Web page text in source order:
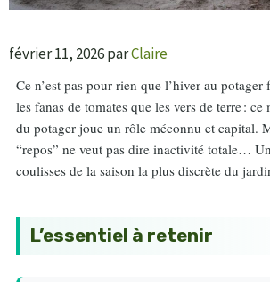
février 11, 2026parClaire
Ce n’est pas pour rien que l’hiver au
les fanas de tomates que les vers de terre :
du potager joue un rôle méconnu et capital.
“repos” ne veut pas dire inactivité totale…
coulisses de la saison la plus discrète du
L’essentiel à retenir